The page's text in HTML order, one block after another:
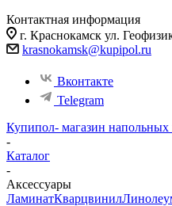
Контактная информация
г. Краснокамск ул.
krasnokamsk@kupipol.ru
Вконтакте
Telegram
Купипол- магазин
-
Каталог
-
Аксессуары
ЛаминатКварцвинил